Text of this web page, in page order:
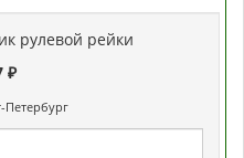
рулевой рейки
₽
Петербург